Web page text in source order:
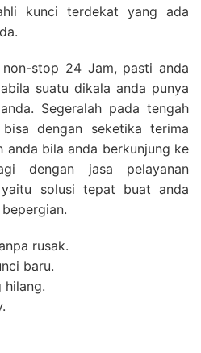
kunci terdekat yang ada
non-stop 24 Jam, pasti anda
suatu dikala anda punya
Segeralah pada tengah
dengan seketika terima
anda bila anda berkunjung ke
dengan jasa pelayanan
solusi tepat buat anda
rusak.
baru.
hilang.